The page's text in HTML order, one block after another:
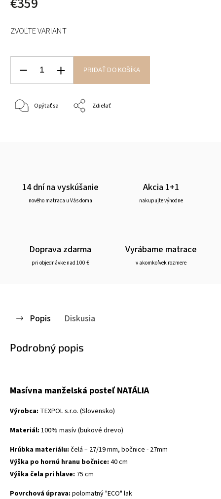
ZVOĽTE VARIANT
PRIDAŤ DO KOŠÍKA
Opýtať sa Zdieľať
14 dní na vyskúšanie
nového matraca u Vás doma
Akcia 1+1
nakupujte výhodne
Doprava zdarma
pri objednávke nad 100 €
Vyrábame matrace
v akomkoľvek rozmere
Popis Diskusia
Podrobný popis
Masívna manželská posteľ NATÁLIA
Výrobca: TEXPOLs.r.o. (Slovensko)
Materiál: 100% masív(bukové drevo)
Hrúbka materiálu: čelá – 27/19 mm, bočnice - 27mm
Výška po hornú hranu bočnice: 40cm
Výška čela pri hlave: 75 cm
Povrchová úprava: polomatný"ECO" lak